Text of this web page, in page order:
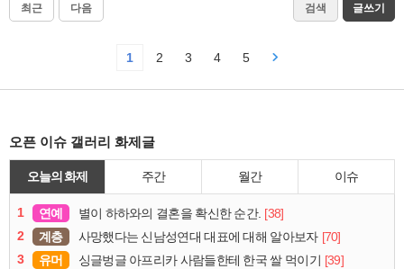
최근 다음 검색 글쓰기
1 2 3 4 5
오픈 이슈 갤러리 화제글
오늘의 화제 주간 월간 이슈
1 연예 별이 하하와의 결혼을 확신한 순간. [38]
2
계층 사망했다는 신남성연대 대표에 대해 알아보자 [70]
3
유머 싱글벙글 아프리카 사람들한테 한국 쌀 먹이기 [39]